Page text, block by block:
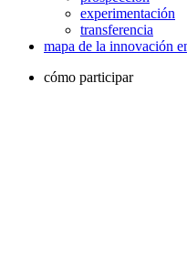
experimentación
transferencia
mapa de la innovación
cómo participar